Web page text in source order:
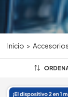
Inicio >